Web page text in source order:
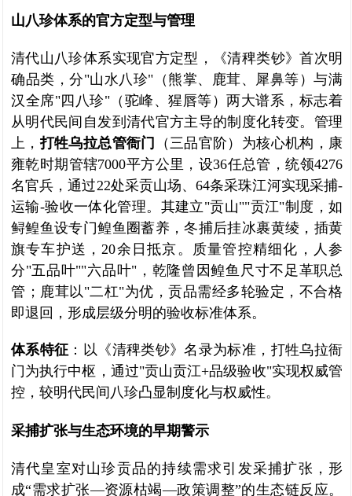
山八珍体系的官方定型与管理
清代山八珍体系实现官方定型，《清稗类钞》首次明
确品类，分"山水八珍"（熊掌、鹿茸、犀鼻等）与满
汉全席"四八珍"（驼峰、猩唇等）两大谱系，标志着
从明代民间自发到清代官方主导的制度化转变。管理
上，打牲乌拉总管衙门
（三品官阶）为核心机构，康
雍乾时期管辖7000平方公里，设36任总管，统领4276
名官兵，通过22处采贡山场、64条采珠江河实现采捕-
运输-验收一体化管理。其建立"贡山""贡江"制度，如
鲟鳇鱼设专门鳇鱼圈蓄养，冬捕后挂冰裹黄绫，插黄
旗专车护送，20余日抵京。质量管控精细化，人参
分"五品叶""六品叶"，乾隆曾因鳇鱼尺寸不足革职总
管；鹿茸以"二杠"为优，贡品需经多轮验定，不合格
即退回，形成层级分明的验收标准体系。
体系特征 ：以《清稗类钞》名录为标准，打牲乌拉衙
门为执行中枢，通过"贡山贡江+品级验收"实现权威管
控，较明代民间八珍凸显制度化与权威性。
采捕扩张与生态环境的早期警示
清代皇室对山珍贡品的持续需求引发采捕扩张，形
成“需求扩张—资源枯竭—政策调整”的生态链反应。